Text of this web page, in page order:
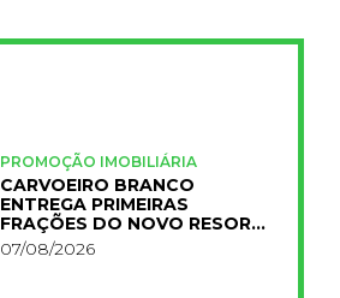
PROMOÇÃO IMOBILIÁRIA
CARVOEIRO BRANCO
ENTREGA PRIMEIRAS
FRAÇÕES DO NOVO RESORT
PRIMELIFE
07/08/2026